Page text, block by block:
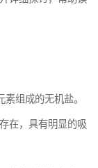
组成的无机盐。
在，具有明显的吸